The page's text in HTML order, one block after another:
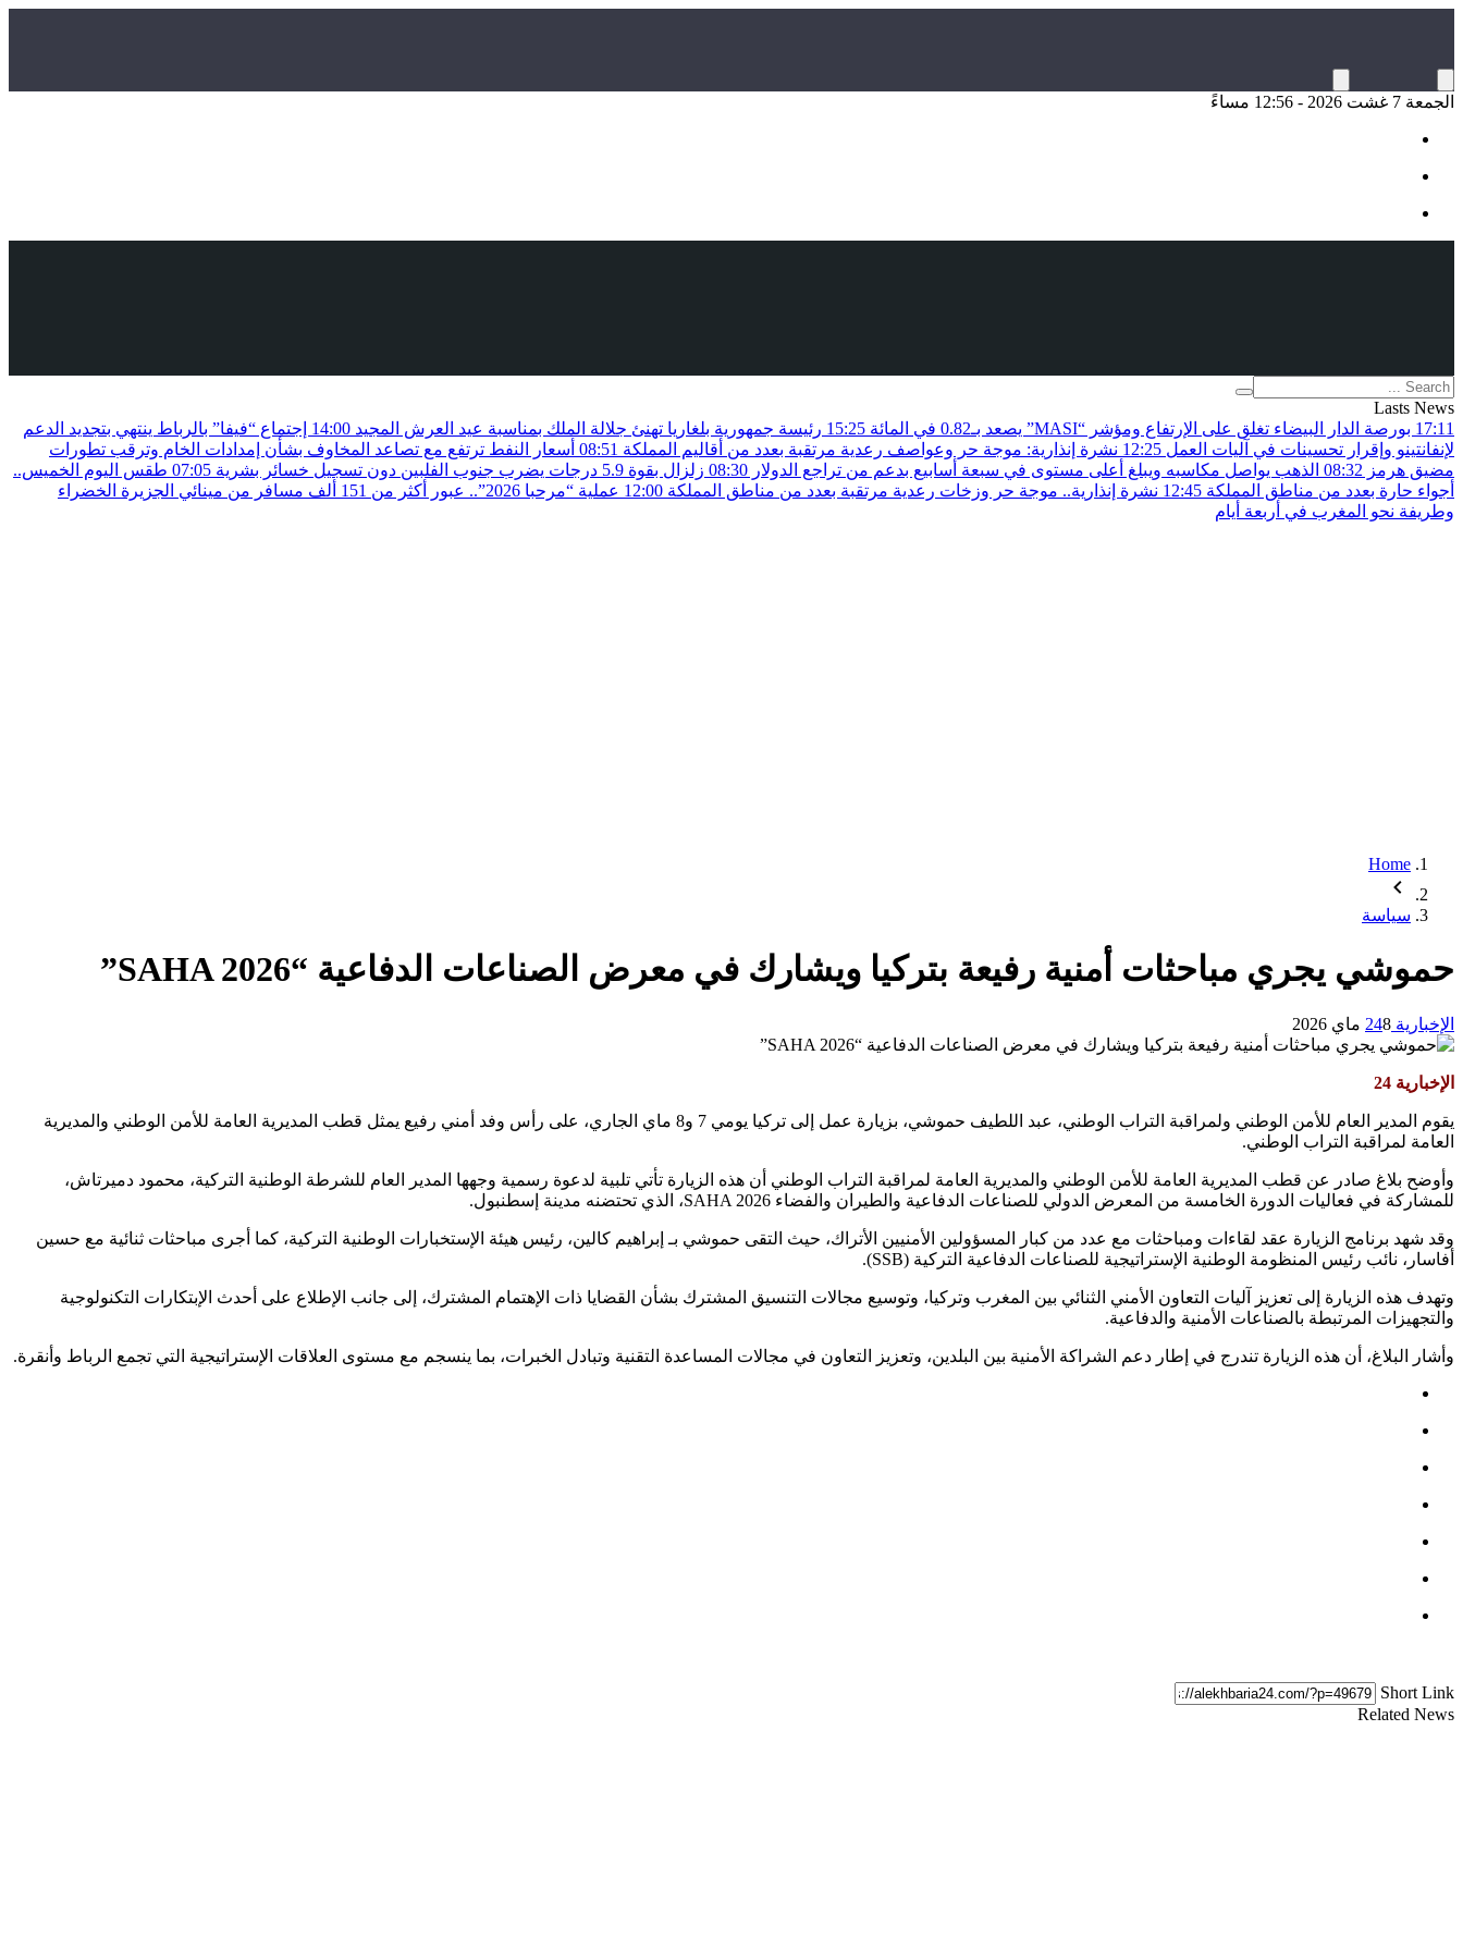
الجمعة 7 غشت 2026 - 12:56 مساءً
Lasts News
17:11 بورصة الدار البيضاء تغلق على الإرتفاع ومؤشر “MASI” يصعد بـ0.82 في المائة 15:25 رئيسة جمهورية بلغاريا تهنئ جلالة الملك بمناسبة عيد العرش المجيد 14:00 إجتماع “فيفا” بالرباط ينتهي بتجديد الدعم
لإنفانتينو وإقرار تحسينات في آليات العمل 12:25 نشرة إنذارية: موجة حر وعواصف رعدية مرتقبة بعدد من أقاليم المملكة 08:51 أسعار النفط ترتفع مع تصاعد المخاوف بشأن إمدادات الخام وترقب تطورات
مضيق هرمز 08:32 الذهب يواصل مكاسبه ويبلغ أعلى مستوى في سبعة أسابيع بدعم من تراجع الدولار 08:30 زلزال بقوة 5.9 درجات يضرب جنوب الفلبين دون تسجيل خسائر بشرية 07:05 طقس اليوم الخميس..
أجواء حارة بعدد من مناطق المملكة 12:45 نشرة إنذارية.. موجة حر وزخات رعدية مرتقبة بعدد من مناطق المملكة 12:00
عملية “مرحبا 2026”.. عبور أكثر من 151 ألف مسافر من مينائي الجزيرة الخضراء
وطريفة نحو المغرب في أربعة أيام
Home
سياسة
حموشي يجري مباحثات أمنية رفيعة بتركيا ويشارك في معرض الصناعات الدفاعية “SAHA 2026”
الإخبارية 24 8 ماي 2026
الإخبارية 24
يقوم المدير العام للأمن الوطني ولمراقبة التراب الوطني، عبد اللطيف حموشي، بزيارة عمل إلى تركيا يومي 7 و8 ماي الجاري، على رأس وفد أمني رفيع يمثل قطب المديرية العامة للأمن الوطني والمديرية
العامة لمراقبة التراب الوطني.
وأوضح بلاغ صادر عن قطب المديرية العامة للأمن الوطني والمديرية العامة لمراقبة التراب الوطني أن هذه الزيارة تأتي تلبية لدعوة رسمية وجهها المدير العام للشرطة الوطنية التركية، محمود دميرتاش،
للمشاركة في فعاليات الدورة الخامسة من المعرض الدولي للصناعات الدفاعية والطيران والفضاء SAHA 2026، الذي تحتضنه مدينة إسطنبول.
وقد شهد برنامج الزيارة عقد لقاءات ومباحثات مع عدد من كبار المسؤولين الأمنيين الأتراك، حيث التقى حموشي بـ إبراهيم كالين، رئيس هيئة الإستخبارات الوطنية التركية، كما أجرى مباحثات ثنائية مع حسين
أفاسار، نائب رئيس المنظومة الوطنية الإستراتيجية للصناعات الدفاعية التركية (SSB).
وتهدف هذه الزيارة إلى تعزيز آليات التعاون الأمني الثنائي بين المغرب وتركيا، وتوسيع مجالات التنسيق المشترك بشأن القضايا ذات الإهتمام المشترك، إلى جانب الإطلاع على أحدث الإبتكارات التكنولوجية
والتجهيزات المرتبطة بالصناعات الأمنية والدفاعية.
وأشار البلاغ، أن هذه الزيارة تندرج في إطار دعم الشراكة الأمنية بين البلدين، وتعزيز التعاون في مجالات المساعدة التقنية وتبادل الخبرات، بما ينسجم مع مستوى العلاقات الإستراتيجية التي تجمع الرباط وأنقرة.
Short Link
Related News